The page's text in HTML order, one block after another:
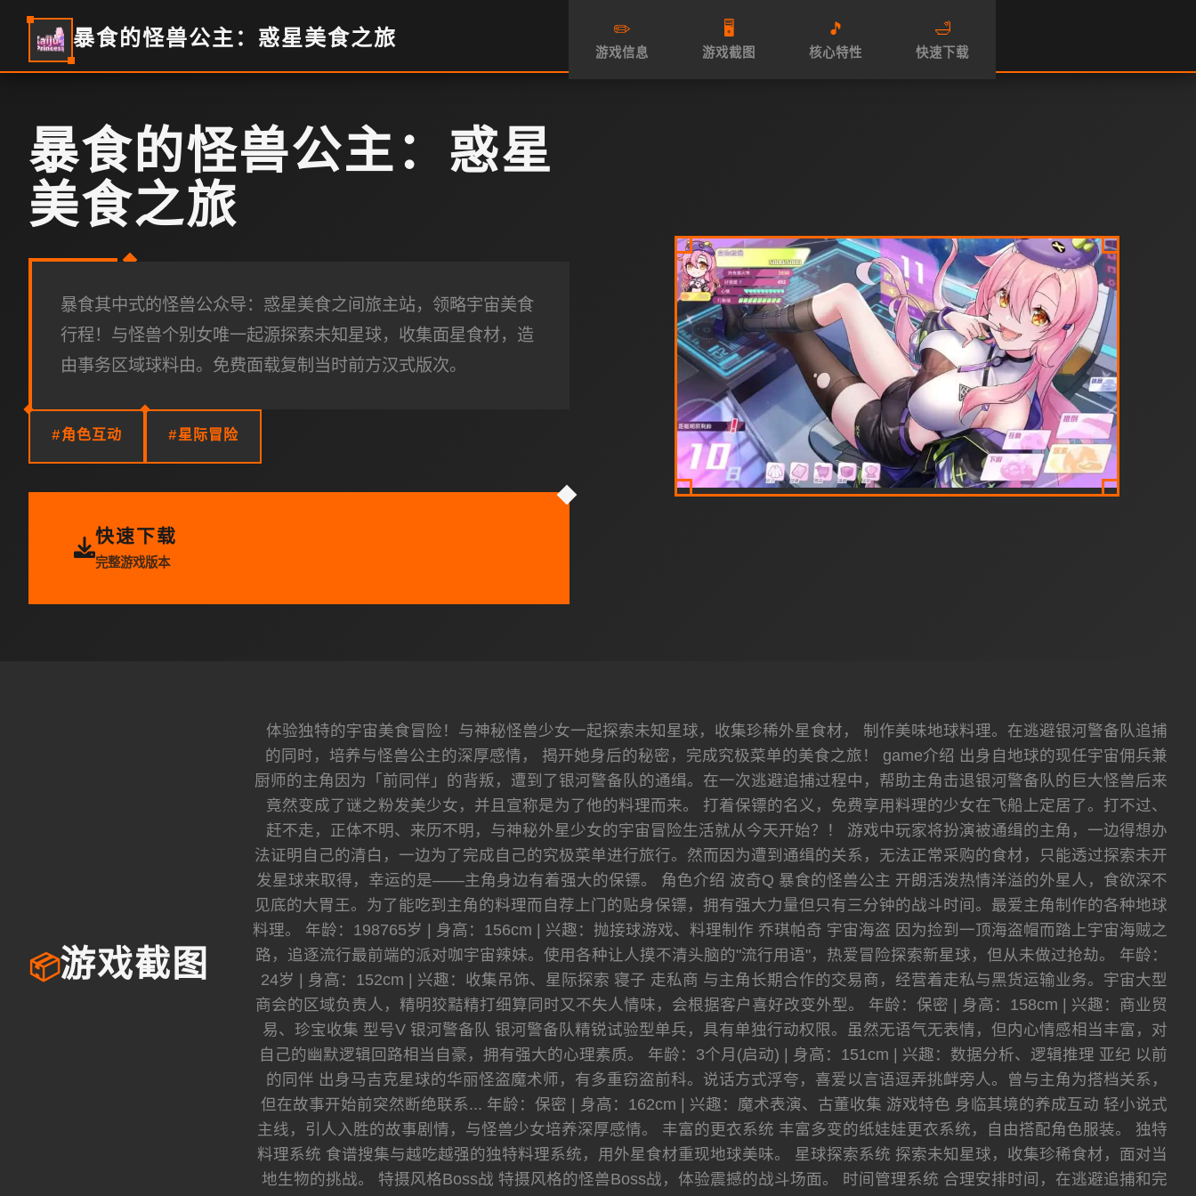
暴食的怪兽公主：惑星美食之旅 ✏️
游戏信息
🖥️
游戏截图
🎵
核心特性
🛁
快速下载
暴食的怪兽公主：惑星
美食之旅
暴食其中式的怪兽公众导：惑星美食之间旅主站，领略宇宙美食
行程！与怪兽个别女唯一起源探索未知星球，收集面星食材，造
由事务区域球料由。免费面载复制当时前方汉式版次。
#角色互动 #星际冒险
快速下载
完整游戏版本
📦游戏截图
体验独特的宇宙美食冒险！与神秘怪兽少女一起探索未知星球，收集珍稀外星食材， 制作美味地球料理。在逃避银河警备队追捕
的同时，培养与怪兽公主的深厚感情， 揭开她身后的秘密，完成究极菜单的美食之旅！ game介绍 出身自地球的现任宇宙佣兵兼
厨师的主角因为「前同伴」的背叛，遭到了银河警备队的通缉。在一次逃避追捕过程中，帮助主角击退银河警备队的巨大怪兽后来
竟然变成了谜之粉发美少女，并且宣称是为了他的料理而来。 打着保镖的名义，免费享用料理的少女在飞船上定居了。打不过、
赶不走，正体不明、来历不明，与神秘外星少女的宇宙冒险生活就从今天开始？！ 游戏中玩家将扮演被通缉的主角，一边得想办
法证明自己的清白，一边为了完成自己的究极菜单进行旅行。然而因为遭到通缉的关系，无法正常采购的食材，只能透过探索未开
发星球来取得，幸运的是——主角身边有着强大的保镖。 角色介绍 波奇Q 暴食的怪兽公主 开朗活泼热情洋溢的外星人，食欲深不
见底的大胃王。为了能吃到主角的料理而自荐上门的贴身保镖，拥有强大力量但只有三分钟的战斗时间。最爱主角制作的各种地球
料理。 年龄：198765岁 | 身高：156cm | 兴趣：抛接球游戏、料理制作 乔琪帕奇 宇宙海盗 因为捡到一顶海盗帽而踏上宇宙海贼之
路，追逐流行最前端的派对咖宇宙辣妹。使用各种让人摸不清头脑的"流行用语"，热爱冒险探索新星球，但从未做过抢劫。 年龄：
24岁 | 身高：152cm | 兴趣：收集吊饰、星际探索 寝子 走私商 与主角长期合作的交易商，经营着走私与黑货运输业务。宇宙大型
商会的区域负责人，精明狡黠精打细算同时又不失人情味，会根据客户喜好改变外型。 年龄：保密 | 身高：158cm | 兴趣：商业贸
易、珍宝收集 型号V 银河警备队 银河警备队精锐试验型单兵，具有单独行动权限。虽然无语气无表情，但内心情感相当丰富，对
自己的幽默逻辑回路相当自豪，拥有强大的心理素质。 年龄：3个月(启动) | 身高：151cm | 兴趣：数据分析、逻辑推理 亚纪 以前
的同伴 出身马吉克星球的华丽怪盗魔术师，有多重窃盗前科。说话方式浮夸，喜爱以言语逗弄挑衅旁人。曾与主角为搭档关系，
但在故事开始前突然断绝联系... 年龄：保密 | 身高：162cm | 兴趣：魔术表演、古董收集 游戏特色 身临其境的养成互动 轻小说式
主线，引人入胜的故事剧情，与怪兽少女培养深厚感情。 丰富的更衣系统 丰富多变的纸娃娃更衣系统，自由搭配角色服装。 独特
料理系统 食谱搜集与越吃越强的独特料理系统，用外星食材重现地球美味。 星球探索系统 探索未知星球，收集珍稀食材，面对当
地生物的挑战。 特摄风格Boss战 特摄风格的怪兽Boss战，体验震撼的战斗场面。 时间管理系统 合理安排时间，在逃避追捕和完